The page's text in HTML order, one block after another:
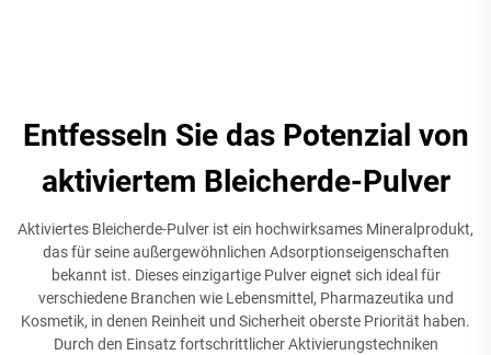
Entfesseln Sie das Potenzial von
aktiviertem Bleicherde-Pulver
Aktiviertes Bleicherde-Pulver ist ein hochwirksames Mineralprodukt,
das für seine außergewöhnlichen Adsorptionseigenschaften
bekannt ist. Dieses einzigartige Pulver eignet sich ideal für
verschiedene Branchen wie Lebensmittel, Pharmazeutika und
Kosmetik, in denen Reinheit und Sicherheit oberste Priorität haben.
Durch den Einsatz fortschrittlicher Aktivierungstechniken